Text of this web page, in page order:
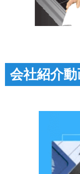
会社紹介